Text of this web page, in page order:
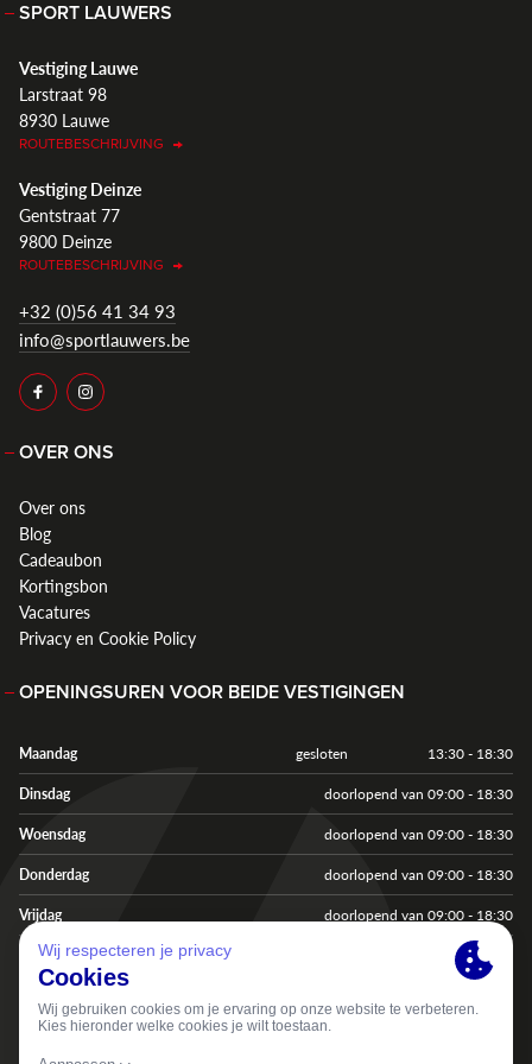
SPORT LAUWERS
Vestiging Lauwe
Larstraat 98
8930 Lauwe
ROUTEBESCHRIJVING
Vestiging Deinze
Gentstraat 77
9800 Deinze
ROUTEBESCHRIJVING
+32 (0)56 41 34 93
info@sportlauwers.be
OVER ONS
Over ons
Blog
Cadeaubon
Kortingsbon
Vacatures
Privacy en Cookie Policy
OPENINGSUREN VOOR BEIDE VESTIGINGEN
Maandag gesloten
13:30 - 18:30
Dinsdag
doorlopend van 09:00 - 18:30
Woensdag
doorlopend van 09:00 - 18:30
Donderdag
doorlopend van 09:00 - 18:30
Vrijdag
doorlopend van 09:00 - 18:30
Zaterdag
doorlopend van 09:00 - 18:00